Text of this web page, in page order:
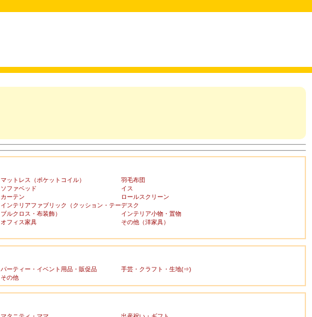
マットレス（ポケットコイル）
羽毛布団
ソファベッド
イス
カーテン
ロールスクリーン
インテリアファブリック（クッション・テー
ブルクロス・布装飾）
デスク
インテリア小物・置物
オフィス家具
その他（洋家具）
パーティー・イベント用品・販促品
手芸・クラフト・生地(⇒)
その他